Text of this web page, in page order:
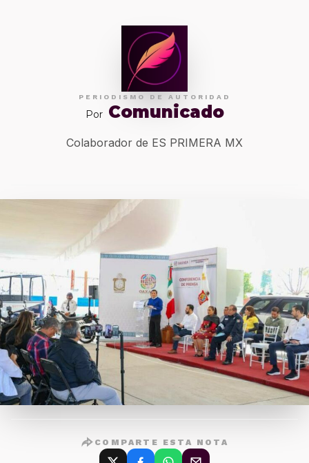
PERIODISMO DE AUTORIDAD
Por Comunicado
Colaborador de ES PRIMERA MX
COMPARTE ESTA NOTA